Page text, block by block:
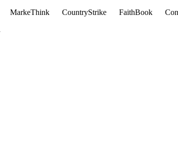
MarkeThink CountryStrike FaithBook